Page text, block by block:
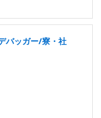
バッガー/寮・社